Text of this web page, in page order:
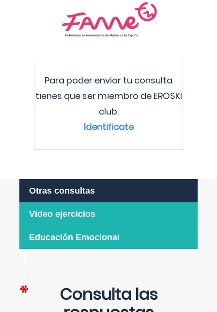
Para poder enviar tu consulta
tienes que ser miembro de EROSKI
club.
Identificate
Otras consultas
Video ejercicios
Educación Emocional
Consulta las